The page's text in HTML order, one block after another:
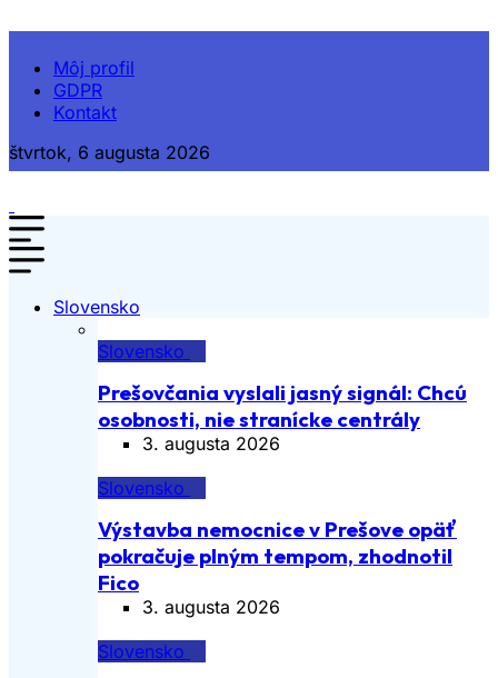
Môj profil
GDPR
Kontakt
štvrtok, 6 augusta 2026
Slovensko
Slovensko
Prešovčania vyslali jasný signál: Chcú
osobnosti, nie stranícke centrály
3. augusta 2026
Slovensko
Výstavba nemocnice v Prešove opäť
pokračuje plným tempom, zhodnotil
Fico
3. augusta 2026
Slovensko